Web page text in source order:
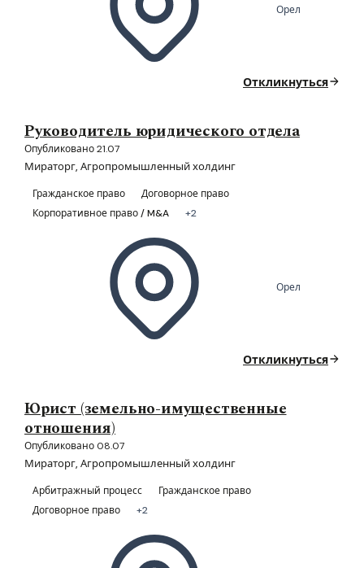
Орел
Откликнуться
Руководитель юридического отдела
Опубликовано 21.07
Мираторг, Агропромышленный холдинг
Гражданское право
Договорное право
Корпоративное право / M&A
+2
Орел
Откликнуться
Юрист (земельно-имущественные
отношения)
Опубликовано 08.07
Мираторг, Агропромышленный холдинг
Арбитражный процесс
Гражданское право
Договорное право
+2